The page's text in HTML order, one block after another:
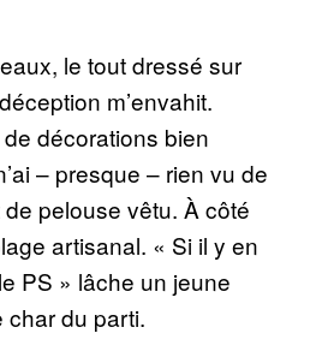
le tout dressé sur
m’envahit.
décorations bien
– presque – rien vu de
pelouse vêtu. À côté
artisanal. « Si il y en
PS » lâche un jeune
char du parti.